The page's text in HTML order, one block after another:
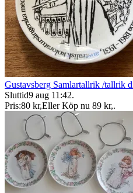
Gustavsberg Samlartallrik /tallrik
Sluttid9 aug 11:42.
Pris:80 kr,Eller Köp nu 89 kr,.